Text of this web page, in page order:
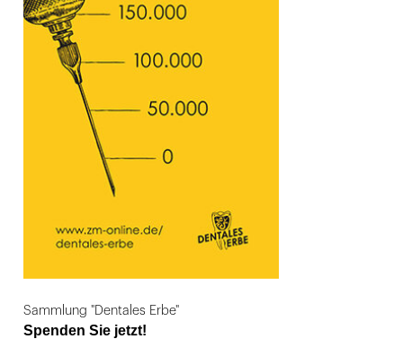
Sammlung "Dentales Erbe"
Spenden Sie jetzt!